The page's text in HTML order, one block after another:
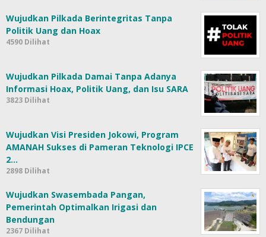
Wujudkan Pilkada Berintegritas Tanpa
Politik Uang dan Hoax
4590 Dilihat
Wujudkan Pilkada Damai Tanpa Adanya
Informasi Hoax, Politik Uang, dan Isu SARA
3823 Dilihat
Wujudkan Visi Presiden Jokowi, Program
AMANAH Sukses di Pameran Teknologi IPCE
2…
2898 Dilihat
Wujudkan Swasembada Pangan,
Pemerintah Optimalkan Irigasi dan
Bendungan
2367 Dilihat